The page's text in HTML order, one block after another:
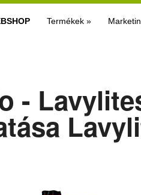
Termékek »
-